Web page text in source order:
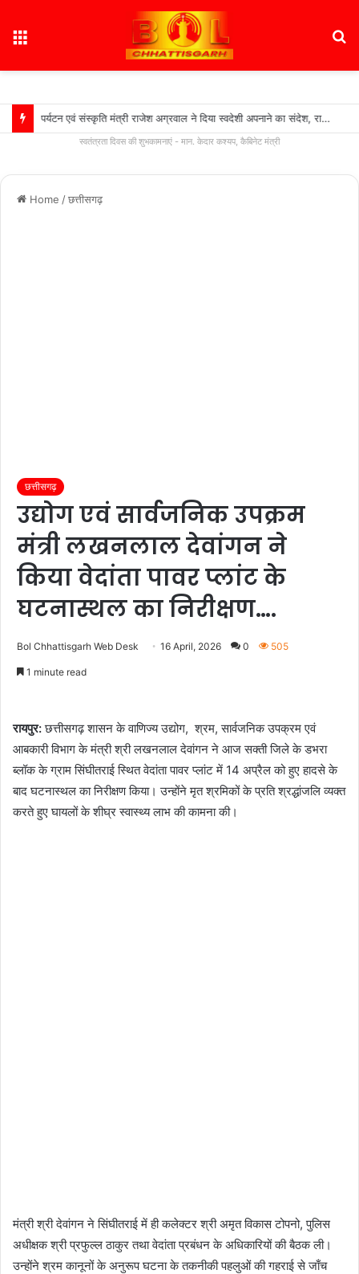
पर्यटन एवं संस्कृति मंत्री राजेश अग्रवाल ने दिया स्वदेशी अपनाने का संदेश, राष्ट्रीय हथकरघा दिवस पर बुनकरों के सम्मान और श्वोकल फॉर लोकलश् अभियान को मजबूत बनाने की अपील…..
स्वतंत्रता दिवस की शुभकामनाएं - मान. केदार कश्यप, कैबिनेट मंत्री
Home /छत्तीसगढ़
छत्तीसगढ़
उद्योग एवं सार्वजनिक उपक्रम
मंत्री लखनलाल देवांगन ने
किया वेदांता पावर प्लांट के
घटनास्थल का निरीक्षण….
Bol Chhattisgarh Web Desk 16 April, 2026 0 505
1 minute read
रायपुर:छत्तीसगढ़ शासन के वाणिज्य उद्योग, श्रम, सार्वजनिक उपक्रम एवं
आबकारी विभाग के मंत्री श्री लखनलाल देवांगन ने आज सक्ती जिले के डभरा
ब्लॉक के ग्राम सिंघीतराई स्थित वेदांता पावर प्लांट में 14 अप्रैल को हुए हादसे के
बाद घटनास्थल का निरीक्षण किया। उन्होंने मृत श्रमिकों के प्रति श्रद्धांजलि व्यक्त
करते हुए घायलों के शीघ्र स्वास्थ्य लाभ की कामना की।
मंत्री श्री देवांगन ने सिंघीतराई में ही कलेक्टर श्री अमृत विकास टोपनो, पुलिस
अधीक्षक श्री प्रफुल्ल ठाकुर तथा वेदांता प्रबंधन के अधिकारियों की बैठक ली।
उन्होंने श्रम कानूनों के अनुरूप घटना के तकनीकी पहलुओं की गहराई से जाँच